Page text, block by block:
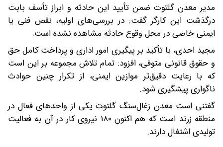
مدیر معدن گلتوت ضمن تأیید این حادثه و ابراز تأسف بابت
درگذشت این کارگر گفت: در بررسی‌های اولیه، نقص فنی یا
ایمنی خاصی در محل وقوع حادثه مشاهده نشده است.
مجید احدی، با تأکید بر پیگیری امور اداری و پرداخت کامل حق
و حقوق قانونی متوفی، افزود: تمام تلاش مجموعه بر این است
که با رعایت دقیق‌تر موازین ایمنی، از تکرار چنین حوادث
ناگواری پیشگیری شود.
گفتنی است معدن زغال‌سنگ گلتوت یکی از واحدهای فعال در
منطقه زرند است که هم‌ اکنون ۱۸۰ نیروی کار در آن به فعالیت
تولیدی اشتغال دارند.